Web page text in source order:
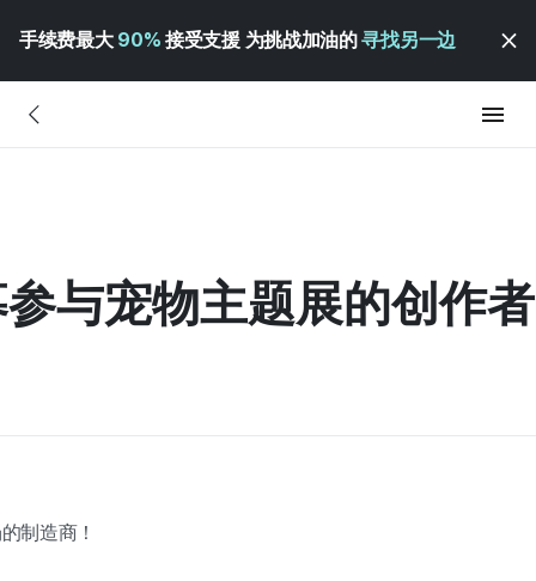
手续费最大 90% 接受支援 为挑战加油的寻找另一边
与宠物主题展的创作者
制造商！